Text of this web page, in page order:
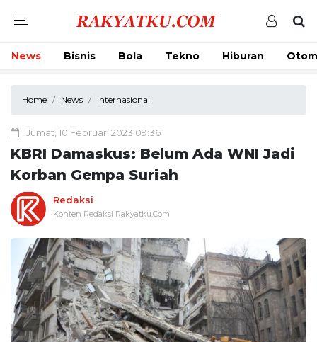
News Bisnis Bola Tekno Hiburan
Home News Internasional
Jumat, 10 Februari 2023 09:36
KBRI Damaskus: Belum Ada WNI Jadi
Korban Gempa Suriah
Redaksi
Konten Redaksi Rakyatku.Com